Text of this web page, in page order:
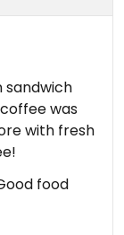
sandwich
was
with fresh
food